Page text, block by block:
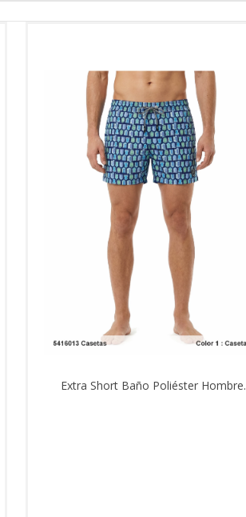
Extra Short Baño Poliéster Hombre.